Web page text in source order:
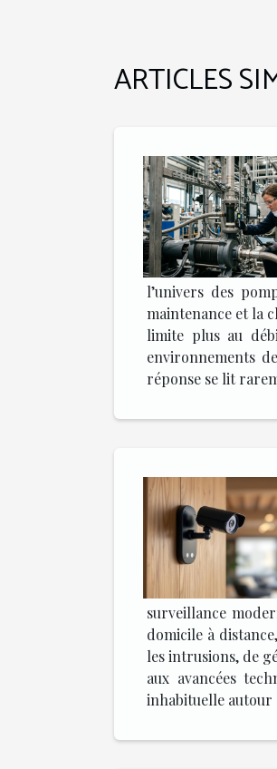
ARTICLES
l’univers des
maintenance et la
limite plus au
environnements
réponse se lit
surveillance
domicile à
les intrusions, de
aux avancées
inhabituelle autour